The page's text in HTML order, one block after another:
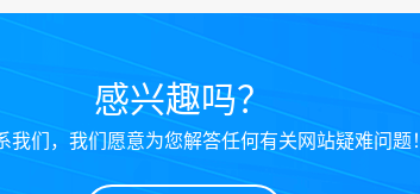
感兴趣吗？
我们，我们愿意为您解答任何有关网站疑难问题！